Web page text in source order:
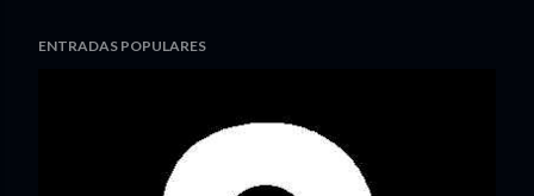
ENTRADAS POPULARES